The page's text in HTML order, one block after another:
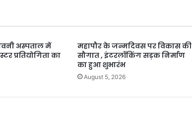
अस्पताल में
प्रतियोगिता का
महापौर के जन्मदिवस पर विकास की
सौगात , इंटरलॉकिंग सड़क निर्माण
का हुआ शुभारंभ
August 5, 2026